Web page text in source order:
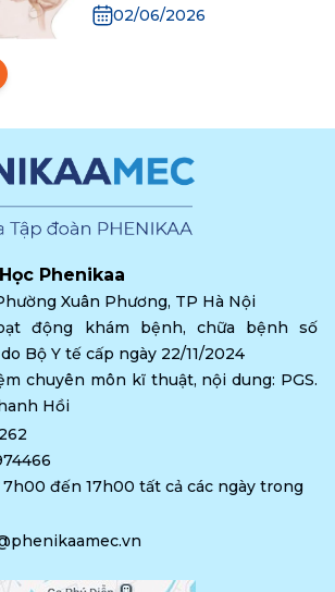
và các phương pháp điều
trị an toàn hiện nay
02/06/2026
Phenikaa
Xuân Phương, TP Hà Nội
động khám bệnh, chữa bệnh số
Bộ Y tế cấp ngày 22/11/2024
chuyên môn kĩ thuật, nội dung: PGS.
Hồi
7h00 đến 17h00 tất cả các ngày trong